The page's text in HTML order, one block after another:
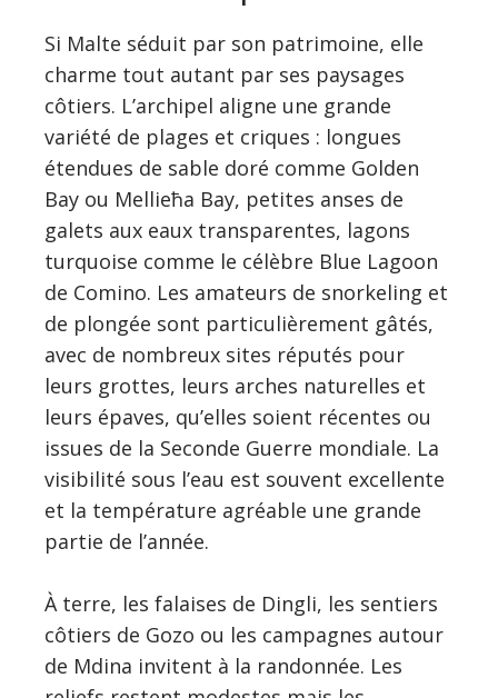
Si Malte séduit par son patrimoine, elle
charme tout autant par ses paysages
côtiers. L’archipel aligne une grande
variété de plages et criques : longues
étendues de sable doré comme Golden
Bay ou Mellieħa Bay, petites anses de
galets aux eaux transparentes, lagons
turquoise comme le célèbre Blue Lagoon
de Comino. Les amateurs de snorkeling et
de plongée sont particulièrement gâtés,
avec de nombreux sites réputés pour
leurs grottes, leurs arches naturelles et
leurs épaves, qu’elles soient récentes ou
issues de la Seconde Guerre mondiale. La
visibilité sous l’eau est souvent excellente
et la température agréable une grande
partie de l’année.
À terre, les falaises de Dingli, les sentiers
côtiers de Gozo ou les campagnes autour
de Mdina invitent à la randonnée. Les